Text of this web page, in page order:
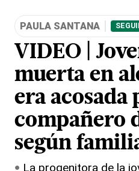
PAULA SANTANA
VIDEO |
muerta en
era acosada
compañero
según
La progenitora de la